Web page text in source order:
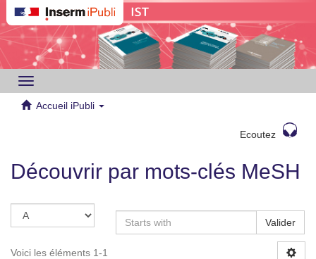
Toggle
navigation
Accueil iPubli
Ecoutez
Découvrir par mots-clés MeSH
Valider
Voici les éléments 1-1